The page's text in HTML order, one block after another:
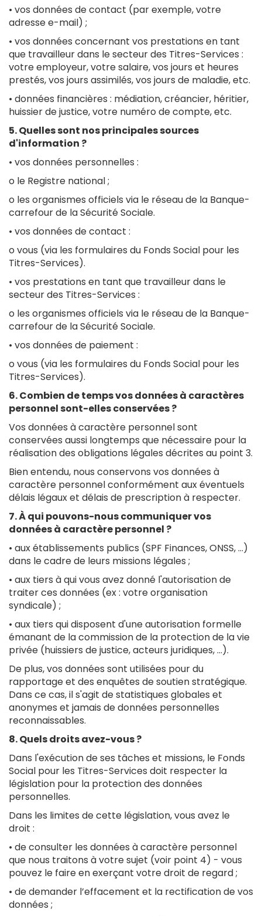
• vos données de contact (par exemple, votre
adresse e-mail) ;
• vos données concernant vos prestations en tant
que travailleur dans le secteur des Titres-Services :
votre employeur, votre salaire, vos jours et heures
prestés, vos jours assimilés, vos jours de maladie, etc.
• données financières : médiation, créancier, héritier,
huissier de justice, votre numéro de compte, etc.
5. Quelles sont nos principales sources
d'information ?
• vos données personnelles :
o le Registre national ;
o les organismes officiels via le réseau de la Banque-
carrefour de la Sécurité Sociale.
• vos données de contact :
o vous (via les formulaires du Fonds Social pour les
Titres-Services).
• vos prestations en tant que travailleur dans le
secteur des Titres-Services :
o les organismes officiels via le réseau de la Banque-
carrefour de la Sécurité Sociale.
• vos données de paiement :
o vous (via les formulaires du Fonds Social pour les
Titres-Services).
6. Combien de temps vos données à caractères
personnel sont-elles conservées ?
Vos données à caractère personnel sont
conservées aussi longtemps que nécessaire pour la
réalisation des obligations légales décrites au point 3.
Bien entendu, nous conservons vos données à
caractère personnel conformément aux éventuels
délais légaux et délais de prescription à respecter.
7. À qui pouvons-nous communiquer vos
données à caractère personnel ?
• aux établissements publics (SPF Finances, ONSS, …)
dans le cadre de leurs missions légales ;
• aux tiers à qui vous avez donné l'autorisation de
traiter ces données (ex : votre organisation
syndicale) ;
• aux tiers qui disposent d'une autorisation formelle
émanant de la commission de la protection de la vie
privée (huissiers de justice, acteurs juridiques, …).
De plus, vos données sont utilisées pour du
rapportage et des enquêtes de soutien stratégique.
Dans ce cas, il s'agit de statistiques globales et
anonymes et jamais de données personnelles
reconnaissables.
8. Quels droits avez-vous ?
Dans l'exécution de ses tâches et missions, le Fonds
Social pour les Titres-Services doit respecter la
législation pour la protection des données
personnelles.
Dans les limites de cette législation, vous avez le
droit :
• de consulter les données à caractère personnel
que nous traitons à votre sujet (voir point 4) - vous
pouvez le faire en exerçant votre droit de regard ;
• de demander l’effacement et la rectification de vos
données ;